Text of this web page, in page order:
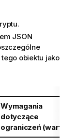
JSON
obiektu jako
Wymagania
dotyczące
ograniczeń (wartość)